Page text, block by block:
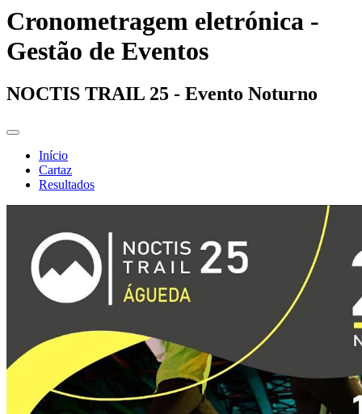
Cronometragem eletrónica -
Gestão de Eventos
NOCTIS TRAIL 25 - Evento Noturno
Início
Cartaz
Resultados